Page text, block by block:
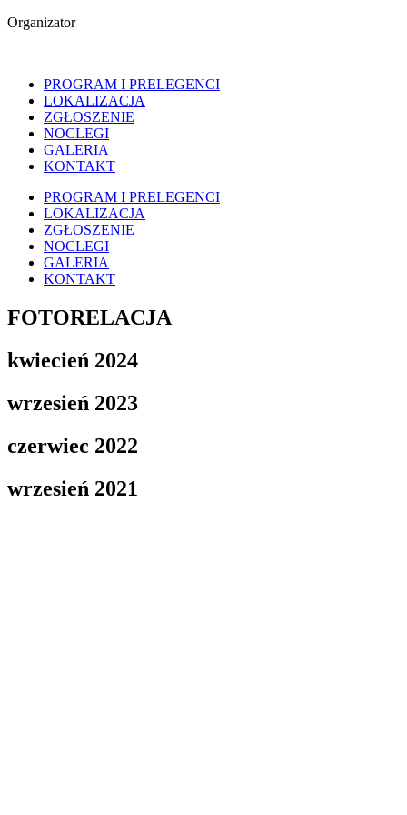
Organizator
PROGRAM I PRELEGENCI
LOKALIZACJA
ZGŁOSZENIE
NOCLEGI
GALERIA
KONTAKT
PROGRAM I PRELEGENCI
LOKALIZACJA
ZGŁOSZENIE
NOCLEGI
GALERIA
KONTAKT
FOTORELACJA
kwiecień 2024
wrzesień 2023
czerwiec 2022
wrzesień 2021